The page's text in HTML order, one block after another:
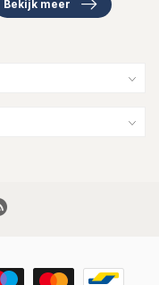
Bekijk meer